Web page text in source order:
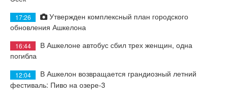
17:26
Утвержден комплексный план городского
обновления Ашкелона
16:44
В Ашкелоне автобус сбил трех женщин, одна
погибла
12:04
В Ашкелон возвращается грандиозный летний
фестиваль: Пиво на озере-3